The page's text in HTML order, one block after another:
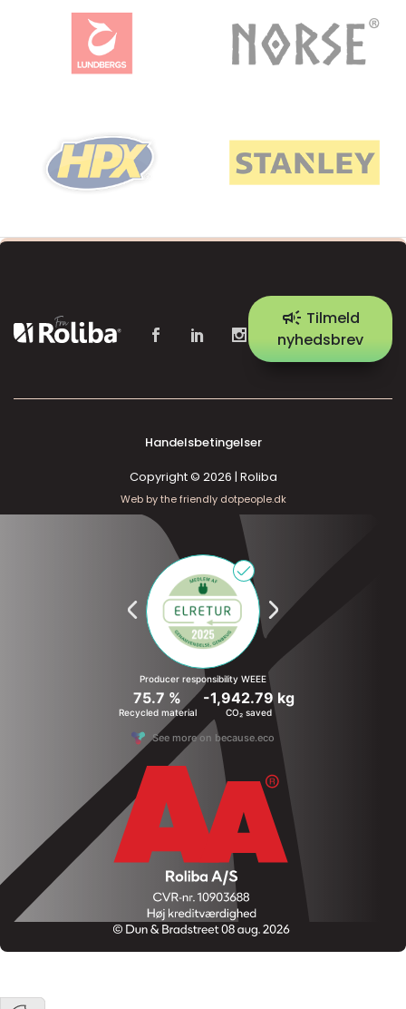
campaign Tilmeld
nyhedsbrev
Handelsbetingelser
Copyright © 2026 | Roliba
Web by the friendly dotpeople.dk